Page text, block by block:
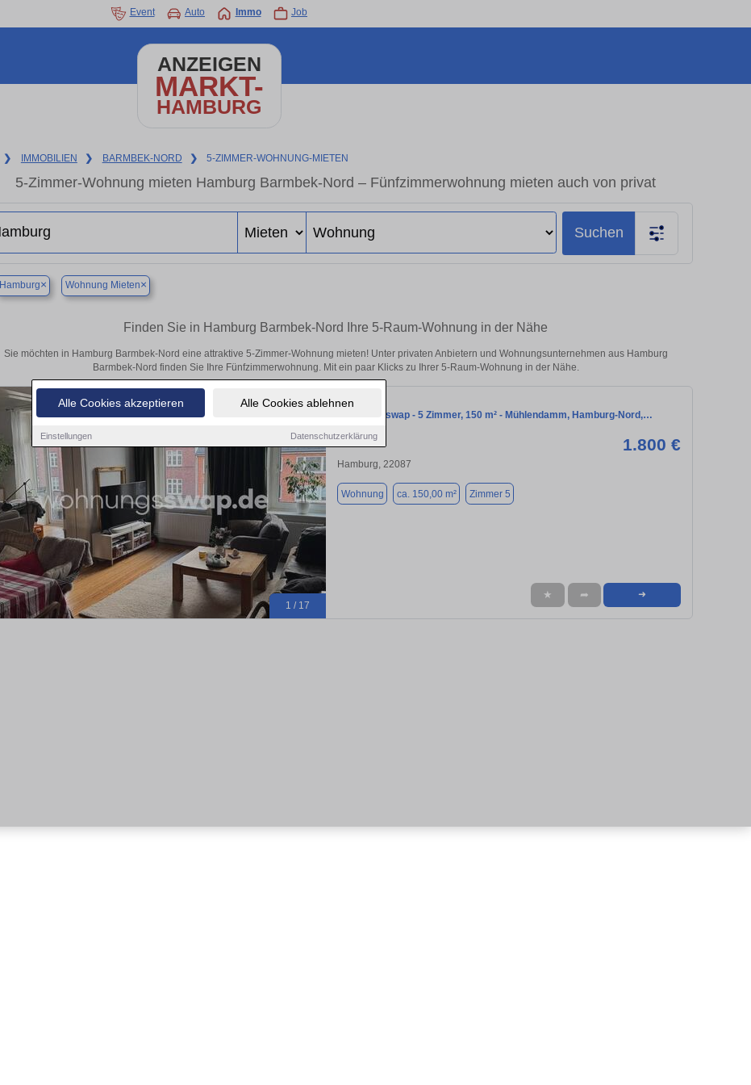
Alle Cookies akzeptieren Alle Cookies ablehnen
Einstellungen Datenschutzerklärung
Event Auto Immo Job
ANZEIGEN
MARKT-
HAMBURG
❯ IMMOBILIEN ❯ BARMBEK-NORD ❯ 5-ZIMMER-WOHNUNG-MIETEN
5-Zimmer-Wohnung mieten Hamburg Barmbek-Nord – Fünfzimmerwohnung mieten auch von privat
Suchen
Hamburg× Wohnung Mieten×
Finden Sie in Hamburg Barmbek-Nord Ihre 5-Raum-Wohnung in der Nähe
Sie möchten in Hamburg Barmbek-Nord eine attraktive 5-Zimmer-Wohnung mieten! Unter privaten Anbietern und Wohnungsunternehmen aus Hamburg
Barmbek-Nord finden Sie Ihre Fünfzimmerwohnung. Mit ein paar Klicks zu Ihrer 5-Raum-Wohnung in der Nähe.
1 / 17
Wohnungsswap - 5 Zimmer, 150 m² - Mühlendamm, Hamburg-Nord,…
1.800 €
Hamburg, 22087
Wohnung ca. 150,00 m² Zimmer 5
★ ➦ ➜